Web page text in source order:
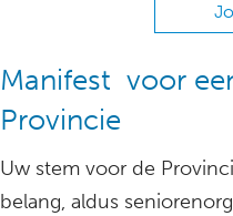
Manifest voor
Provincie
Uw stem voor de
belang, aldus